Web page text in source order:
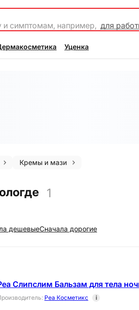
и симптомам, например, для
Уценка
Кремы и мази
1
дешевыеCначала дорогие
Слипслим Бальзам для тела
: Реа Косметикс i